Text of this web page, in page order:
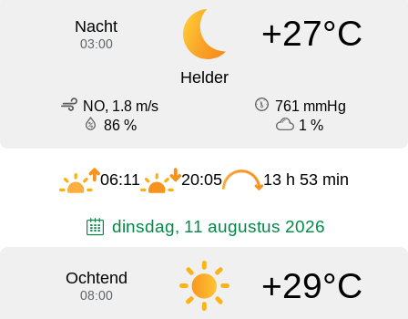
Nacht
03:00 +27°C
Helder
NO, 1.8 m/s
761 mmHg
86 %
1 %
06:11 20:05 13 h 53 min
dinsdag, 11 augustus 2026
Ochtend
08:00 +29°C